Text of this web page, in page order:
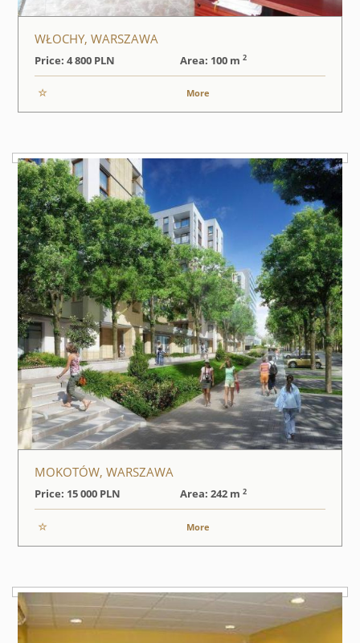
WŁOCHY, WARSZAWA
Price: 4 800 PLN Area: 100 m 2
More
MOKOTÓW, WARSZAWA
Price: 15 000 PLN Area: 242 m 2
More